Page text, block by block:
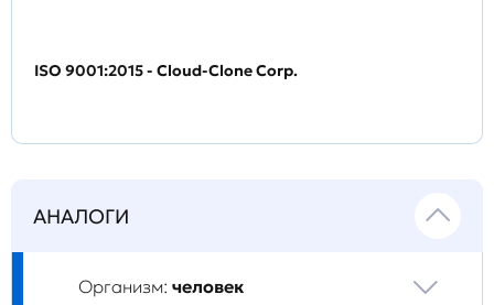
ISO 9001:2015 - Cloud-Clone Corp.
АНАЛОГИ
Организм: человек